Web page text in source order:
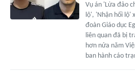
Vụ án 'Lừa đảo
lộ', 'Nhận hối lộ'
đoàn Giáo dục
liên quan đã bị
hơn nửa năm
ban hành cáo